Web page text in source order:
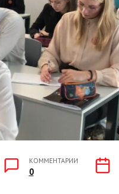
КОММЕНТАРИИ
0